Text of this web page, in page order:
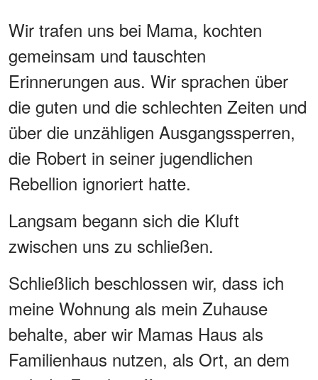
Wir trafen uns bei Mama, kochten
gemeinsam und tauschten
Erinnerungen aus. Wir sprachen über
die guten und die schlechten Zeiten und
über die unzähligen Ausgangssperren,
die Robert in seiner jugendlichen
Rebellion ignoriert hatte.
Langsam begann sich die Kluft
zwischen uns zu schließen.
Schließlich beschlossen wir, dass ich
meine Wohnung als mein Zuhause
behalte, aber wir Mamas Haus als
Familienhaus nutzen, als Ort, an dem